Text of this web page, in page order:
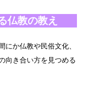
仏教の教え
にか仏教や民俗文化、
向き合い方を見つめる